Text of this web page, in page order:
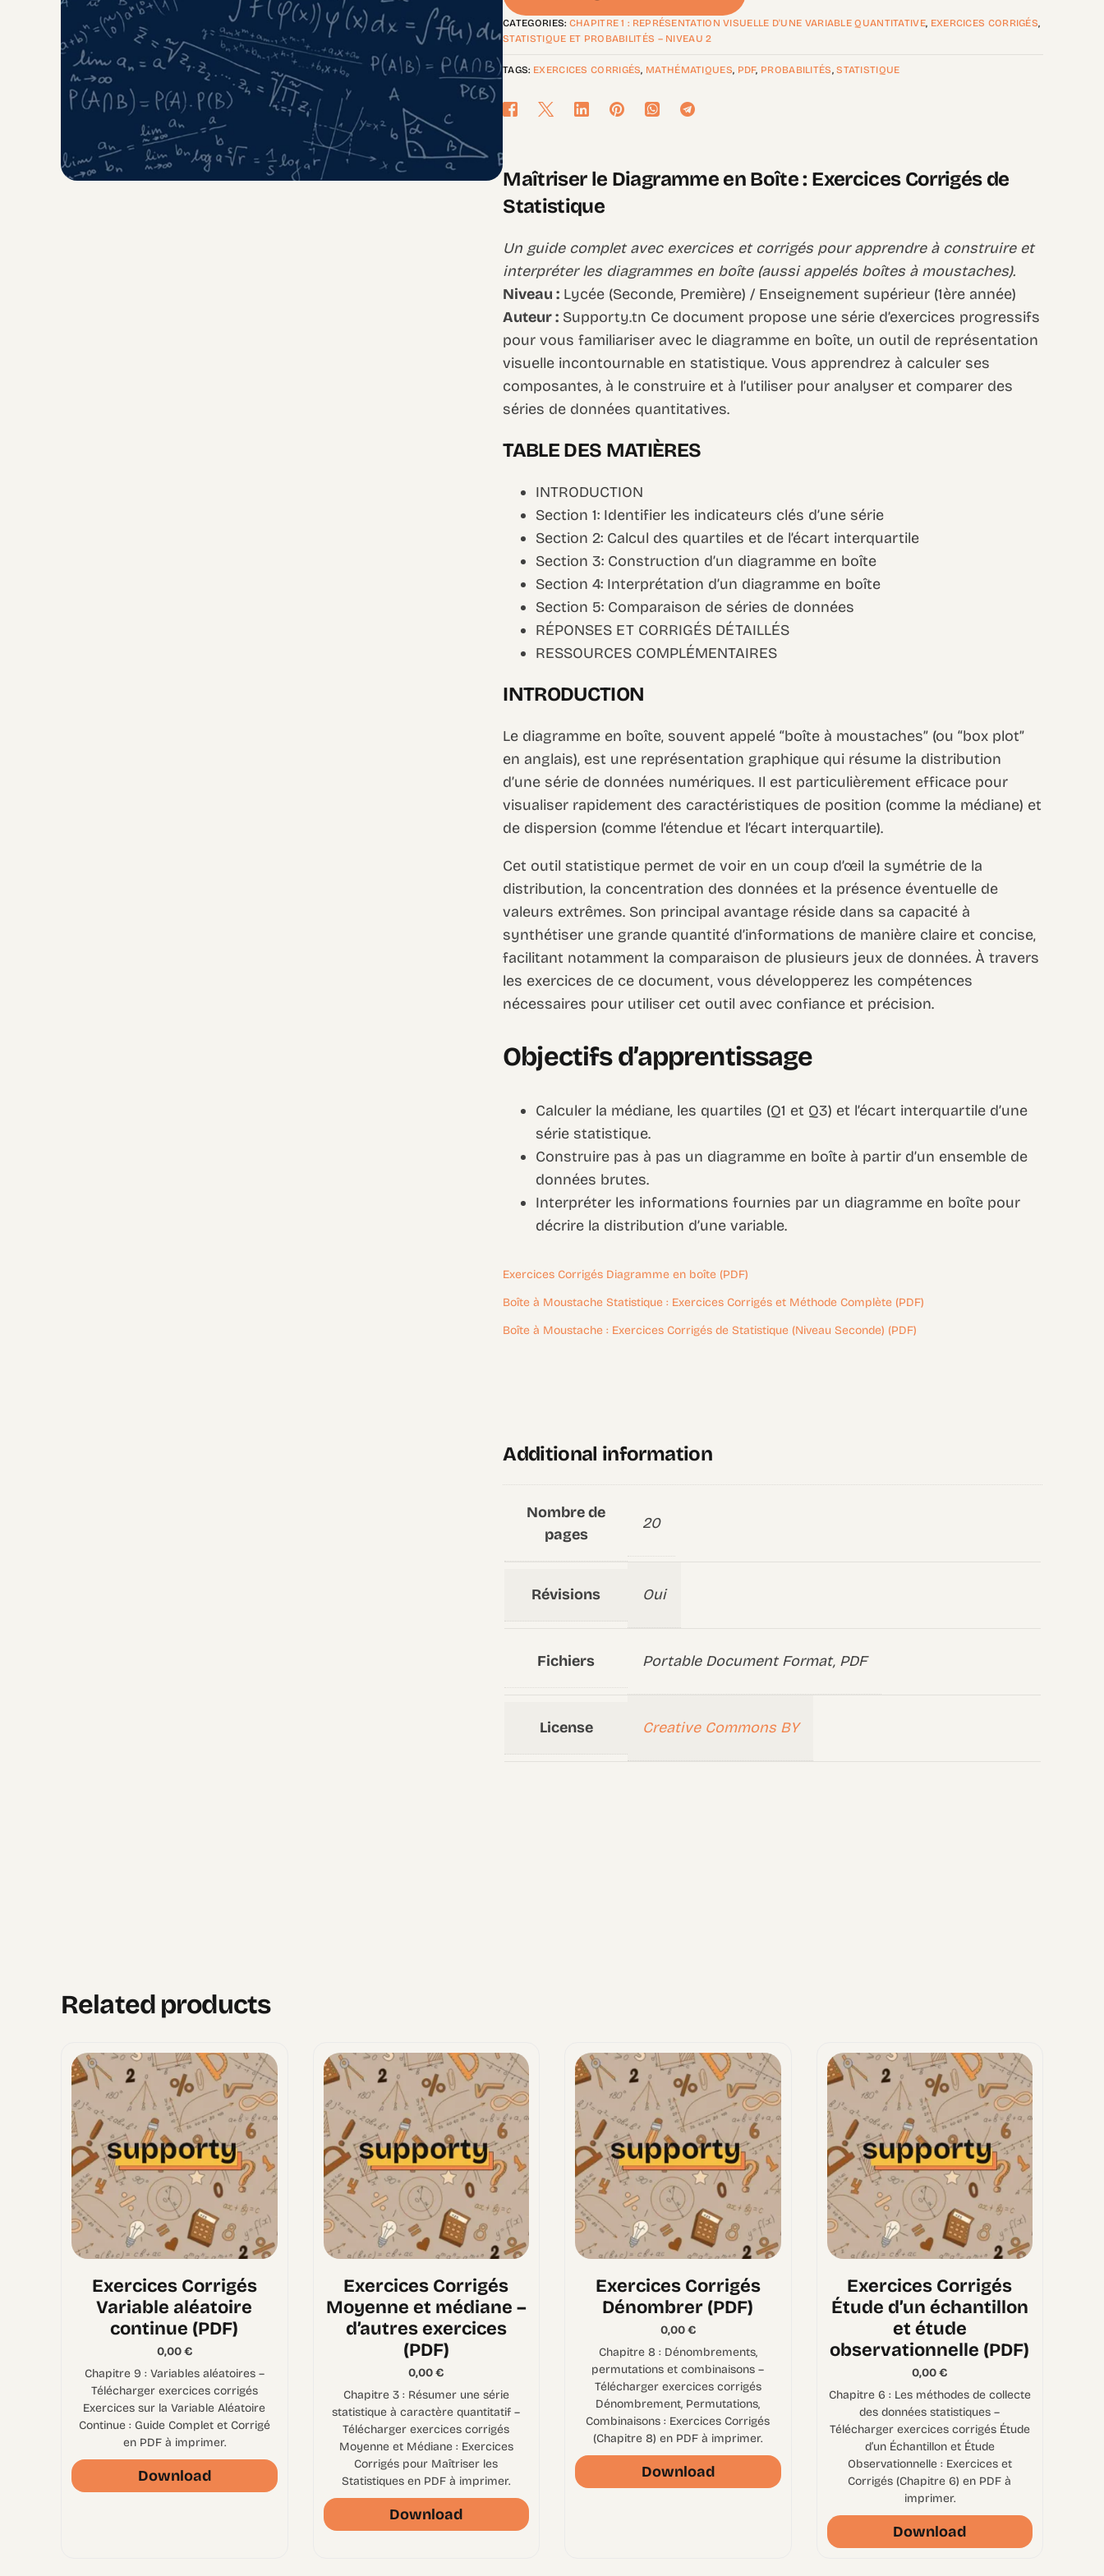
CATEGORIES: CHAPITRE 1 : REPRÉSENTATION VISUELLE D'UNE VARIABLE QUANTITATIVE EXERCICES CORRIGÉS
STATISTIQUE ET PROBABILITÉS – NIVEAU 2
TAGS: EXERCICES CORRIGÉS MATHÉMATIQUES PDF, PROBABILITÉS ,STATISTIQUE
Maîtriser le Diagramme en Boîte : Exercices Corrigés de
Statistique
Un guide complet avec exercices et corrigés pour apprendre à construire et
interpréter les diagrammes en boîte (aussi appelés boîtes à moustaches).
Niveau : Lycée (Seconde, Première) / Enseignement supérieur (1ère année)
Auteur : Supporty.tn Ce document propose une série d’exercices progressifs
pour vous familiariser avec le diagramme en boîte, un outil de représentation
visuelle incontournable en statistique. Vous apprendrez à calculer ses
composantes, à le construire et à l’utiliser pour analyser et comparer des
séries de données quantitatives.
TABLE DES MATIÈRES
INTRODUCTION
Section 1: Identifier les indicateurs clés d’une série
Section 2: Calcul des quartiles et de l’écart interquartile
Section 3: Construction d’un diagramme en boîte
Section 4: Interprétation d’un diagramme en boîte
Section 5: Comparaison de séries de données
RÉPONSES ET CORRIGÉS DÉTAILLÉS
RESSOURCES COMPLÉMENTAIRES
INTRODUCTION
Le diagramme en boîte, souvent appelé “boîte à moustaches” (ou “box plot”
en anglais), est une représentation graphique qui résume la distribution
d’une série de données numériques. Il est particulièrement efficace pour
visualiser rapidement des caractéristiques de position (comme la médiane) et
de dispersion (comme l’étendue et l’écart interquartile).
Cet outil statistique permet de voir en un coup d’œil la symétrie de la
distribution, la concentration des données et la présence éventuelle de
valeurs extrêmes. Son principal avantage réside dans sa capacité à
synthétiser une grande quantité d’informations de manière claire et concise,
facilitant notamment la comparaison de plusieurs jeux de données. À travers
les exercices de ce document, vous développerez les compétences
nécessaires pour utiliser cet outil avec confiance et précision.
Objectifs d’apprentissage
Calculer la médiane, les quartiles (Q1 et Q3) et l’écart interquartile d’une
série statistique.
Construire pas à pas un diagramme en boîte à partir d’un ensemble de
données brutes.
Interpréter les informations fournies par un diagramme en boîte pour
décrire la distribution d’une variable.
Exercices Corrigés Diagramme en boîte (PDF)
Boîte à Moustache Statistique : Exercices Corrigés et Méthode Complète (PDF)
Boîte à Moustache : Exercices Corrigés de Statistique (Niveau Seconde) (PDF)
Additional information
Nombre de
pages
20
Révisions Oui
Fichiers Portable Document Format, PDF
License Creative Commons BY
Related products
Exercices Corrigés
Variable aléatoire
continue (PDF)
0,00€
Chapitre 9 : Variables aléatoires –
Télécharger exercices corrigés
Exercices sur la Variable Aléatoire
Continue : Guide Complet et Corrigé
en PDF à imprimer.
Download
Exercices Corrigés
Moyenne et médiane –
d’autres exercices
(PDF)
0,00€
Chapitre 3 : Résumer une série
statistique à caractère quantitatif –
Télécharger exercices corrigés
Moyenne et Médiane : Exercices
Corrigés pour Maîtriser les
Statistiques en PDF à imprimer.
Download
Exercices Corrigés
Dénombrer (PDF)
0,00€
Chapitre 8 : Dénombrements,
permutations et combinaisons –
Télécharger exercices corrigés
Dénombrement, Permutations,
Combinaisons : Exercices Corrigés
(Chapitre 8) en PDF à imprimer.
Download
Exercices Corrigés
Étude d’un échantillon
et étude
observationnelle (PDF)
0,00€
Chapitre 6 : Les méthodes de collecte
des données statistiques –
Télécharger exercices corrigés Étude
d’un Échantillon et Étude
Observationnelle : Exercices et
Corrigés (Chapitre 6) en PDF à
imprimer.
Download